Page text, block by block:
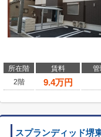
所在階 賃料
2階
9.4万円
スプランディッド堺